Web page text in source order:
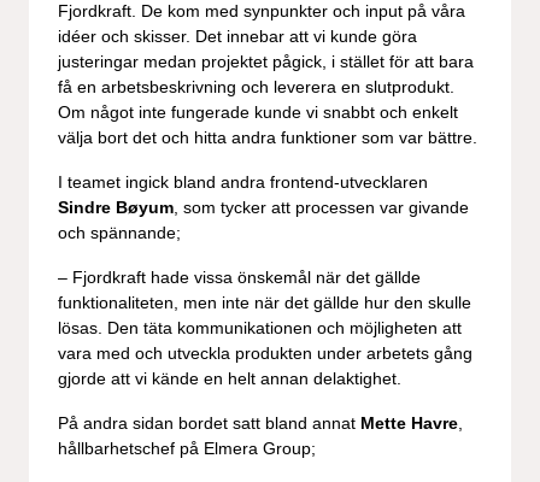
Fjordkraft. De kom med synpunkter och input på våra
idéer och skisser. Det innebar att vi kunde göra
justeringar medan projektet pågick, i stället för att bara
få en arbetsbeskrivning och leverera en slutprodukt.
Om något inte fungerade kunde vi snabbt och enkelt
välja bort det och hitta andra funktioner som var bättre.
I teamet ingick bland andra frontend-utvecklaren
Sindre Bøyum, som tycker att processen var givande
och spännande;
– Fjordkraft hade vissa önskemål när det gällde
funktionaliteten, men inte när det gällde hur den skulle
lösas. Den täta kommunikationen och möjligheten att
vara med och utveckla produkten under arbetets gång
gjorde att vi kände en helt annan delaktighet.
På andra sidan bordet satt bland annat Mette Havre,
hållbarhetschef på Elmera Group;